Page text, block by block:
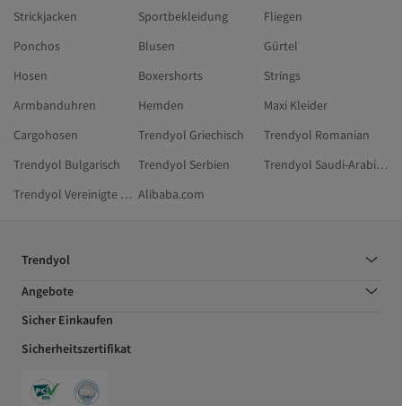
Strickjacken
Sportbekleidung
Fliegen
Ponchos
Blusen
Gürtel
Hosen
Boxershorts
Strings
Armbanduhren
Hemden
Maxi Kleider
Cargohosen
Trendyol Griechisch
Trendyol Romanian
Trendyol Bulgarisch
Trendyol Serbien
Trendyol Saudi-Arabien
Trendyol Vereinigte Arabische Emirate Alibaba.com
Trendyol
Angebote
Sicher Einkaufen
Sicherheitszertifikat